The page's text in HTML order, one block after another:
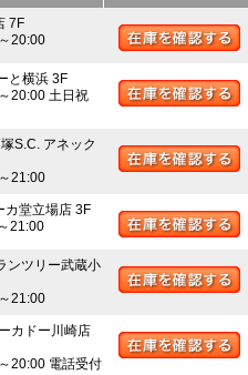
7F
20:00
と横浜 3F
20:00 土日祝
S.C. アネック
21:00
カ堂立場店 3F
21:00
ンツリー武蔵小
21:00
カドー川崎店
20:00 電話受付